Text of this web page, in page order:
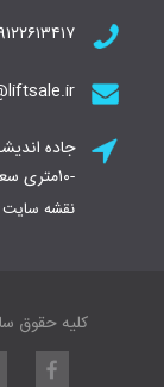
۰۹۱۲۲۶۱۳۴۱۷ - ۰۹۱۹۷۹۴۱۷۴۰ - ۰۲۶-
جاده
-۱۰متری سعیدی-کوچه رسول اکرم
نقشه سایت
کلیه حقوق